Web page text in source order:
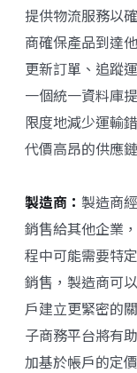
提供物流服務以
商確保產品到達
更新訂單、追蹤
一個統一資料庫
限度地減少運輸
代價高昂的供應
製造商： 製造商
銷售給其他企業
程中可能需要特
銷售，製造商可
戶建立更緊密的
子商務平台將有
加基於帳戶的定